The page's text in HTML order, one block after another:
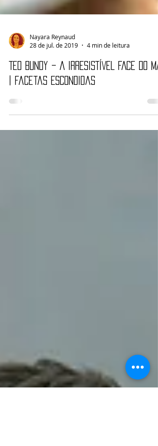
Nayara Reynaud
28 de jul. de 2019
4 min de leitura
TED BUNDY – A IRRESISTÍVEL FACE DO